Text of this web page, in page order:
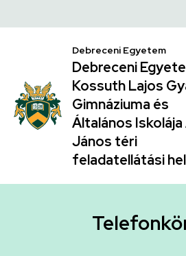
|
Debreceni
Egyetem
Kossuth
Lajos
Gyakorló
Általános
a
Debreceni Egyetem
Debreceni
Kossuth Lajos
Gimnáziuma és
Általános
János téri
feladatellátási